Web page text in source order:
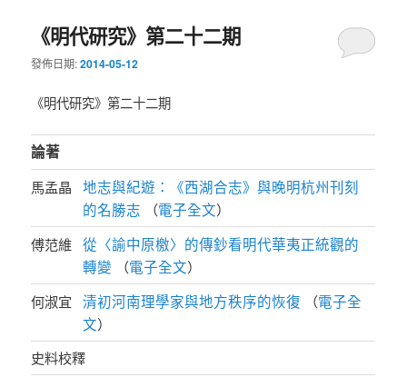
《明代研究》第二十二期
發佈日期:2014-05-12
《明代研究》第二十二期
論著
馬孟晶
地志與紀遊：《西湖合志》與晚明杭州刊刻
的名勝志 （電子全文）
傅范維 從〈諭中原檄〉的傳鈔看明代華夷正統觀的
轉變 （電子全文）
何淑宜
清初河南理學家與地方秩序的恢復 （電子全
文）
史料校釋